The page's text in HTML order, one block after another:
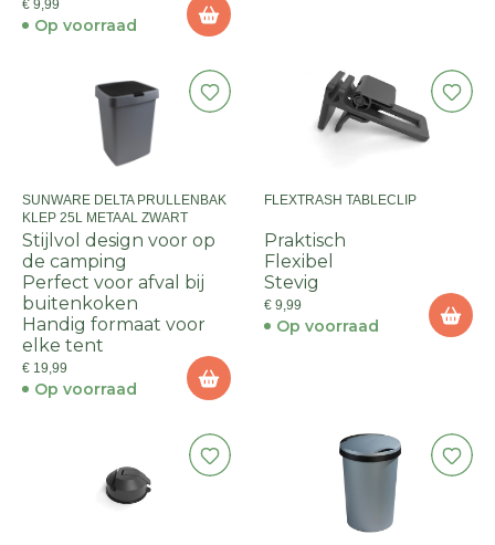
€ 9,99
Op voorraad
SUNWARE DELTA PRULLENBAK
KLEP 25L METAAL ZWART
Stijlvol design voor op
de camping
Perfect voor afval bij
buitenkoken
Handig formaat voor
elke tent
€ 19,99
Op voorraad
FLEXTRASH TABLECLIP
Praktisch
Flexibel
Stevig
€ 9,99
Op voorraad